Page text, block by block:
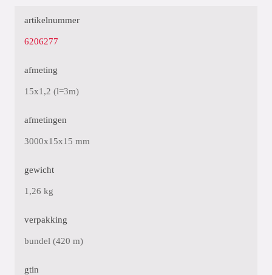
artikelnummer
6206277
afmeting
15x1,2 (l=3m)
afmetingen
3000x15x15 mm
gewicht
1,26 kg
verpakking
bundel (420 m)
gtin